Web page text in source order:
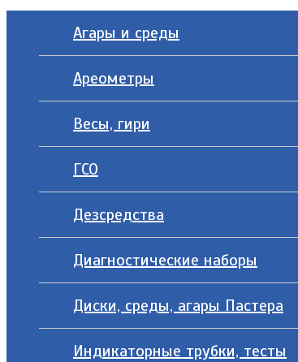
Агары и среды
Ареометры
Весы, гири
ГСО
Дезсредства
Диагностические наборы
Диски, среды, агары Пастера
Индикаторные трубки, тесты